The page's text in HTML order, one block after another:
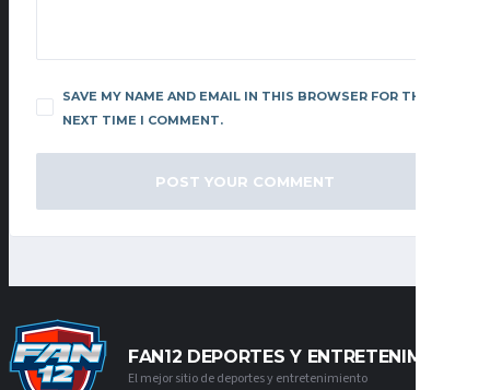
SAVE MY NAME AND EMAIL IN THIS BROWSER FOR THE
NEXT TIME I COMMENT.
FAN12 DEPORTES Y ENTRETENIMIENTO
El mejor sitio de deportes y entretenimiento